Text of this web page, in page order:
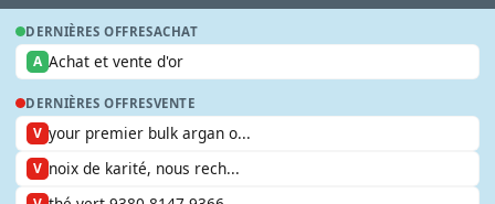
DERNIÈRES OFFRESACHAT
A Achat et vente d'or
DERNIÈRES OFFRESVENTE
V your premier bulk argan o...
V noix de karité, nous rech...